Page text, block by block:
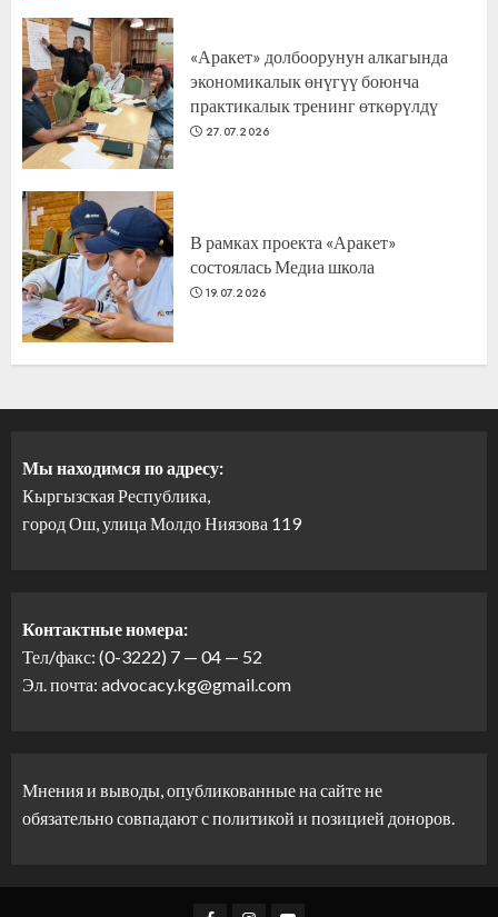
«Аракет» долбоорунун алкагында
экономикалык өнүгүү боюнча
практикалык тренинг өткөрүлдү
27.07.2026
В рамках проекта «Аракет»
состоялась Медиа школа
19.07.2026
Мы находимся по адресу:
Кыргызская Республика,
город Ош, улица Молдо Ниязова 119
Контактные номера:
Тел/факс: (0-3222) 7 — 04 — 52
Эл. почта: advocacy.kg@gmail.com
Мнения и выводы, опубликованные на сайте не
обязательно совпадают с политикой и позицией доноров.